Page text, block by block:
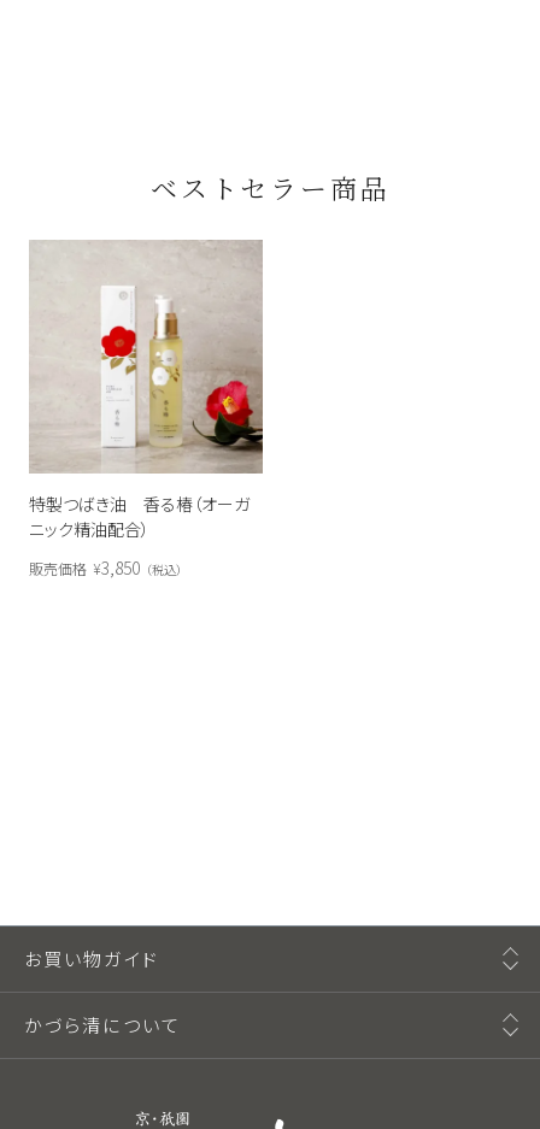
ベストセラー商品
特製つばき油 香る椿（オーガ
ニック精油配合）
販売価格 ¥3,850 税込
お買い物ガイド
かづら清について